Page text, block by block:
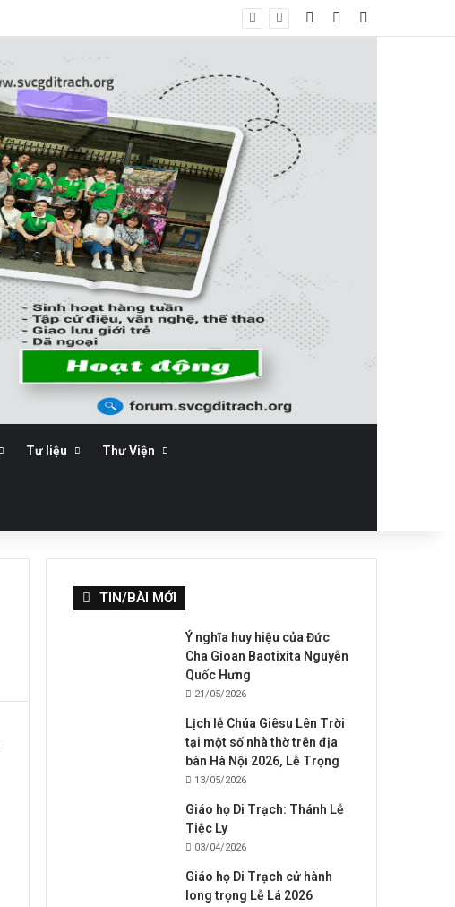
Log In Bài viết ngẫu
Tư liệu Thư Viện
TIN/BÀI MỚI
Ý nghĩa huy hiệu của Đức
Cha Gioan Baotixita Nguyễn
Quốc Hưng
21/05/2026
Lịch lễ Chúa Giêsu Lên Trời
tại một số nhà thờ trên địa
bàn Hà Nội 2026, Lễ Trọng
13/05/2026
Giáo họ Di Trạch: Thánh Lễ
Tiệc Ly
03/04/2026
Giáo họ Di Trạch cử hành
long trọng Lễ Lá 2026